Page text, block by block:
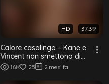
HD 37:39
Calore casalingo – Kane e
Vincent non smettono di
scopare bareback
16K 25 2 mesi fa